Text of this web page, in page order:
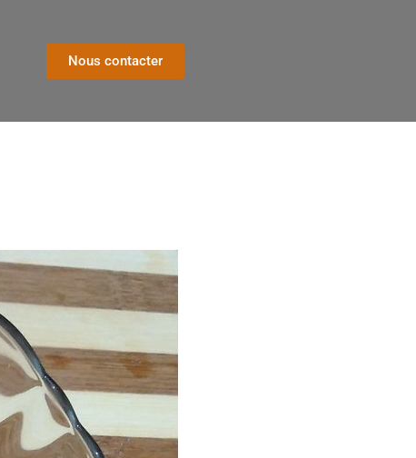
Nous contacter